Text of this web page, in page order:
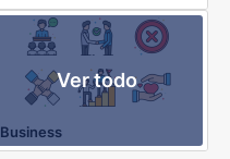
Ver todo
Business